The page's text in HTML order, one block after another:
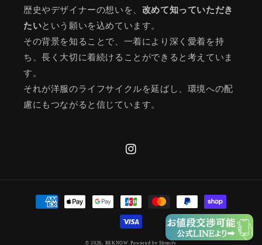
歴史やデザイナーの想いを、 改めて知っていただき
たいという願いを込めています。
その背景を知ることで、一着により深く愛着を持
ち、長く大切に着続けることができると考えていま
す。
それが洋服のライフサイクルを延ばし、環境への配
慮にもつながると信じています。
Instagram
© 2026, REKNOW Powered by Shopify